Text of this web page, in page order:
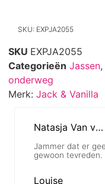
SKU: EXPJA2055
SKU EXPJA2055
Categorieën Jassen,
onderweg
Merk: Jack & Vanilla